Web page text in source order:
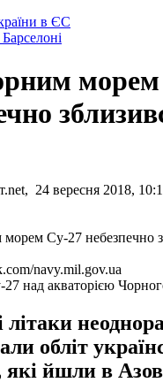
в ЄС
морем
24 вересня 2018,
navy.mil.gov.ua
27 над акваторією
літаки
обліт
які йшли в